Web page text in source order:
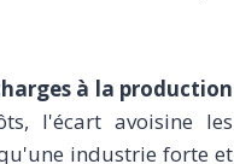
à la production
l'écart avoisine les
industrie forte et